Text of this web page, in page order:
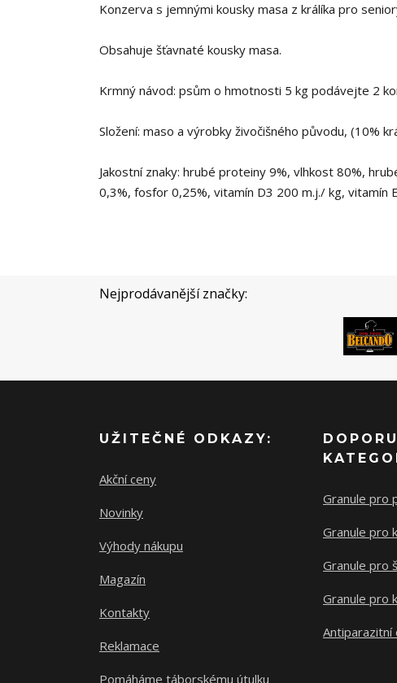
Konzerva s jemnými kousky masa z králíka pro
Obsahuje šťavnaté kousky masa.
Krmný návod: psům o hmotnosti 5 kg podávejte 2
Složení: maso a výrobky živočišného původu, (10%
Jakostní znaky: hrubé proteiny 9%, vlhkost 80%,
0,3%, fosfor 0,25%, vitamín D3 200 m.j./ kg, vitamín
Nejprodávanější značky:
UŽITEČNÉ ODKAZY:
Akční ceny
Novinky
Výhody nákupu
Magazín
Kontakty
Reklamace
Pomáháme táborskému útulku
Granule pro
Granule pro
Granule pro
Granule pro
Antiparazitní